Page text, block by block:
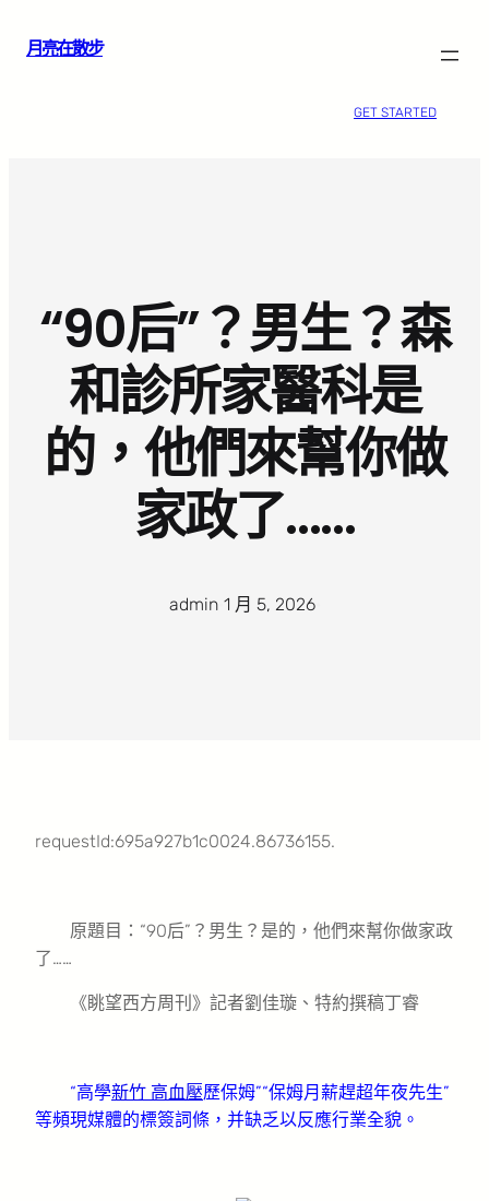
月亮在散步
GET STARTED
“90后”？男生？森
和診所家醫科是
的，他們來幫你做
家政了……
admin· 1 月 5, 2026·
requestId:695a927b1c0024.86736155.
原題目：“90后”？男生？是的，他們來幫你做家政
了……
《眺望西方周刊》記者劉佳璇、特約撰稿丁睿
“高學新竹 高血壓歷保姆”“保姆月薪趕超年夜先生”
等頻現媒體的標簽詞條，并缺乏以反應行業全貌。